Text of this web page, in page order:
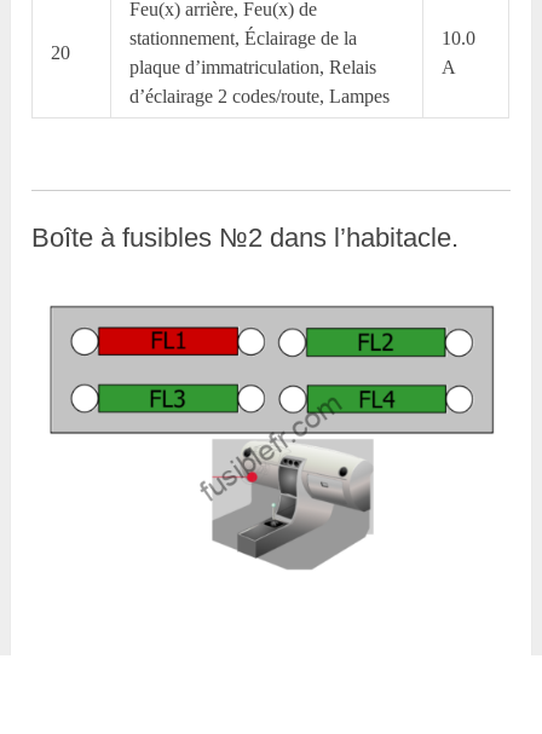
20
Feu(x) arrière, Feu(x) de
stationnement, Éclairage de la
plaque d’immatriculation, Relais
d’éclairage 2 codes/route, Lampes
10.0
A
Boîte à fusibles №2 dans l’habitacle.